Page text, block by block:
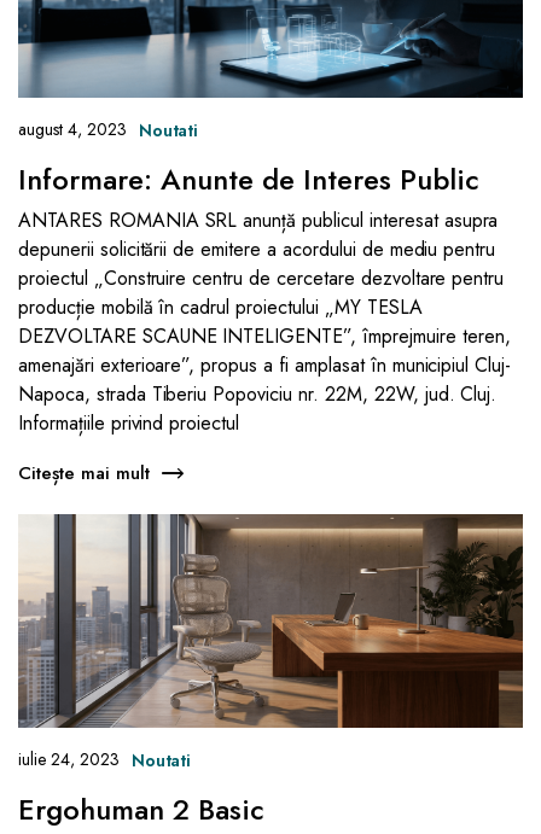
august 4, 2023 Noutati
Informare: Anunte de Interes Public
ANTARES ROMANIA SRL anunță publicul interesat asupra
depunerii solicitării de emitere a acordului de mediu pentru
proiectul „Construire centru de cercetare dezvoltare pentru
producție mobilă în cadrul proiectului „MY TESLA
DEZVOLTARE SCAUNE INTELIGENTE”, împrejmuire teren,
amenajări exterioare”, propus a fi amplasat în municipiul Cluj-
Napoca, strada Tiberiu Popoviciu nr. 22M, 22W, jud. Cluj.
Informațiile privind proiectul
Citește mai mult
iulie 24, 2023 Noutati
Ergohuman 2 Basic